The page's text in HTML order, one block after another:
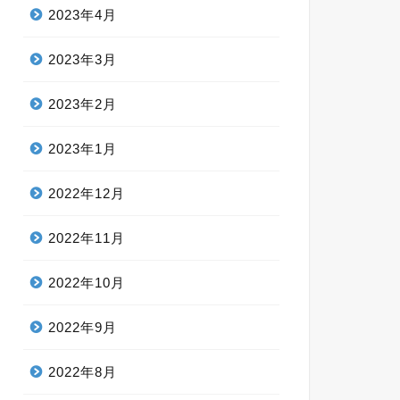
2023年4月
2023年3月
2023年2月
2023年1月
2022年12月
2022年11月
2022年10月
2022年9月
2022年8月